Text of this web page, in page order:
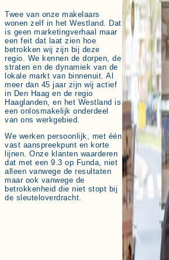
Twee van onze makelaars
wonen zelf in het Westland. Dat
is geen marketingverhaal maar
een feit dat laat zien hoe
betrokken wij zijn bij deze
regio. We kennen de dorpen, de
straten en de dynamiek van de
lokale markt van binnenuit. Al
meer dan 45 jaar zijn wij actief
in Den Haag en de regio
Haaglanden, en het Westland is
een onlosmakelijk onderdeel
van ons werkgebied.
We werken persoonlijk, met één
vast aanspreekpunt en korte
lijnen. Onze klanten waarderen
dat met een 9.3 op Funda, niet
alleen vanwege de resultaten
maar ook vanwege de
betrokkenheid die niet stopt bij
de sleuteloverdracht.